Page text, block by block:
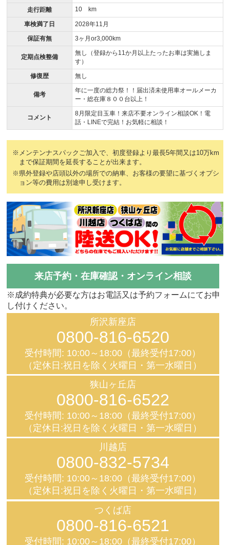
走行距離
10 km
車検満了日
2028年11月
保証有無
3ヶ月or3,000km
定期点検整備
無し（登録から11か月以上たったお車は実施しま
す）
修復歴
無し
備考
年に一度の総力祭！！届出済未使用車オールメーカ
ー・総在庫８００台以上！
コメント
8月限定目玉車！来店不要オンライン相談OK！電
話・LINEで完結！お気軽に相談！
※メンテンナスパックご加入で、初度登録より最長5年間又は10万km
まで保証期間を延長することが出来ます。
※県外登録や店頭以外の場所での納車、お客様の要望に基づくオプシ
ョン等の費用は別途申し受けます。
来店予約・在庫確認・オンライン相談
※成約特典が必要な方はお電話又は予約フォームにてお申
し付けください。
所沢新座店
0800-816-6520
受付時間: 10:00～18:00（最終受付17:00）
（定休日:祝日を除く火曜日・第一水曜日）
狭山ヶ丘店
0800-816-6522
受付時間: 10:00～18:00（最終受付17:00）
（定休日:祝日を除く火曜日・第一水曜日）
川越店
0800-832-5734
受付時間: 10:00～18:00（最終受付17:00）
（定休日:祝日を除く火曜日・第一水曜日）
つくば店
0800-816-6521
受付時間: 10:00～18:00（最終受付17:00）